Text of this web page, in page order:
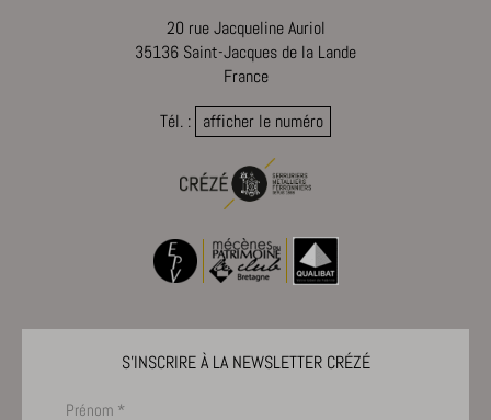
20 rue Jacqueline Auriol
35136 Saint-Jacques de la Lande
France
Tél. : afficher le numéro
S'INSCRIRE À LA NEWSLETTER CRÉZÉ